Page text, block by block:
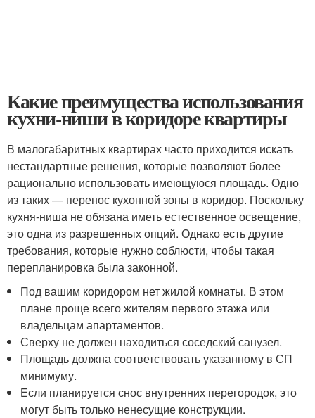
Какие преимущества использования
кухни-ниши в коридоре квартиры
В малогабаритных квартирах часто приходится искать
нестандартные решения, которые позволяют более
рационально использовать имеющуюся площадь. Одно
из таких — перенос кухонной зоны в коридор. Поскольку
кухня-ниша не обязана иметь естественное освещение,
это одна из разрешенных опций. Однако есть другие
требования, которые нужно соблюсти, чтобы такая
перепланировка была законной.
Под вашим коридором нет жилой комнаты. В этом
плане проще всего жителям первого этажа или
владельцам апартаментов.
Сверху не должен находиться соседский санузел.
Площадь должна соответствовать указанному в СП
минимуму.
Если планируется снос внутренних перегородок, это
могут быть только ненесущие конструкции.